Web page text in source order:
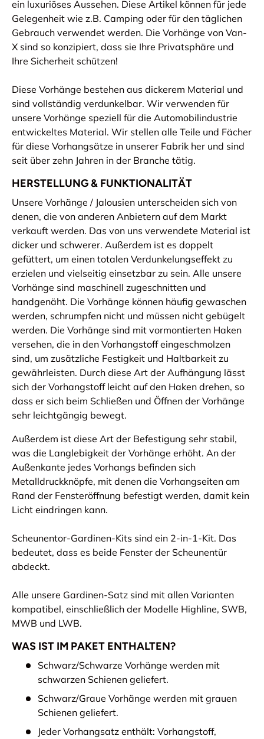
ein luxuriöses Aussehen. Diese Artikel können für jede
Gelegenheit wie z.B. Camping oder für den täglichen
Gebrauch verwendet werden. Die Vorhänge von Van-
X sind so konzipiert, dass sie Ihre Privatsphäre und
Ihre Sicherheit schützen!
Diese Vorhänge bestehen aus dickerem Material und
sind vollständig verdunkelbar. Wir verwenden für
unsere Vorhänge speziell für die Automobilindustrie
entwickeltes Material. Wir stellen alle Teile und Fächer
für diese Vorhangsätze in unserer Fabrik her und sind
seit über zehn Jahren in der Branche tätig.
HERSTELLUNG & FUNKTIONALITÄT
Unsere Vorhänge / Jalousien unterscheiden sich von
denen, die von anderen Anbietern auf dem Markt
verkauft werden. Das von uns verwendete Material ist
dicker und schwerer. Außerdem ist es doppelt
gefüttert, um einen totalen Verdunkelungseffekt zu
erzielen und vielseitig einsetzbar zu sein. Alle unsere
Vorhänge sind maschinell zugeschnitten und
handgenäht. Die Vorhänge können häufig gewaschen
werden, schrumpfen nicht und müssen nicht gebügelt
werden. Die Vorhänge sind mit vormontierten Haken
versehen, die in den Vorhangstoff eingeschmolzen
sind, um zusätzliche Festigkeit und Haltbarkeit zu
gewährleisten. Durch diese Art der Aufhängung lässt
sich der Vorhangstoff leicht auf den Haken drehen, so
dass er sich beim Schließen und Öffnen der Vorhänge
sehr leichtgängig bewegt.
Außerdem ist diese Art der Befestigung sehr stabil,
was die Langlebigkeit der Vorhänge erhöht. An der
Außenkante jedes Vorhangs befinden sich
Metalldruckknöpfe, mit denen die Vorhangseiten am
Rand der Fensteröffnung befestigt werden, damit kein
Licht eindringen kann.
Scheunentor-Gardinen-Kits sind ein 2-in-1-Kit. Das
bedeutet, dass es beide Fenster der Scheunentür
abdeckt.
Alle unsere Gardinen-Satz sind mit allen Varianten
kompatibel, einschließlich der Modelle Highline, SWB,
MWB und LWB.
WAS IST IM PAKET ENTHALTEN?
Schwarz/Schwarze Vorhänge werden mit
schwarzen Schienen geliefert.
Schwarz/Graue Vorhänge werden mit grauen
Schienen geliefert.
Jeder Vorhangsatz enthält: Vorhangstoff,